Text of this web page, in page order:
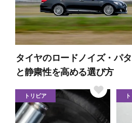
タイヤのロードノイズ・パ
と静粛性を高める選び方
トリビア